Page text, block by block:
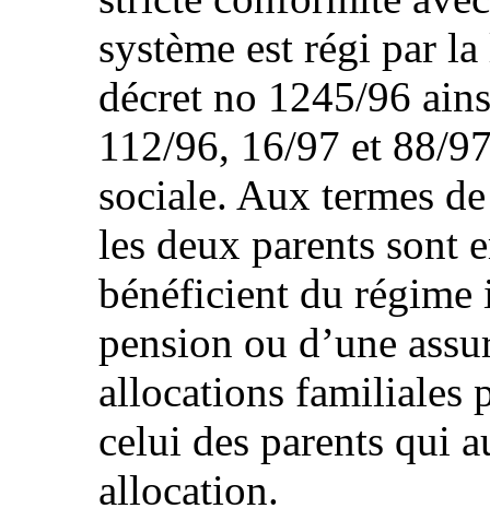
système est régi par
décret no 1245/96
112/96, 16/97 et 88/
sociale. Aux termes
les deux parents sont
bénéficient du régime
pension ou d’une
allocations familiales
celui des parents qui
allocation.